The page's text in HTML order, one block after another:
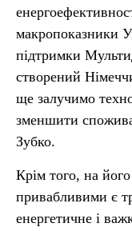
макропоказники
підтримки
створений
ще залучимо
зменшити
Зубко.
Крім того, на
привабливими є
енергетичне і